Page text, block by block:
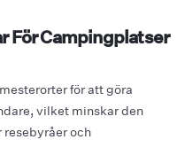
För Campingplatser
för att göra
vilket minskar den
och